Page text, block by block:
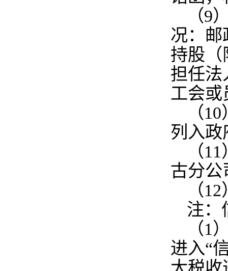
（9
况：邮
持股（
担任法
工会或
（
列入政
（
古分公
（
注：
（1
进入“